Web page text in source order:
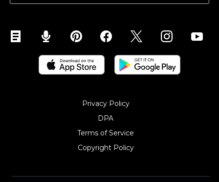
Privacy Policy
DPA
Terms of Service
Copyright Policy‎